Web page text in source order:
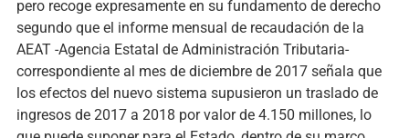
pero recoge expresamente en su fundamento de derecho
segundo que el informe mensual de recaudación de la
AEAT -Agencia Estatal de Administración Tributaria-
correspondiente al mes de diciembre de 2017 señala que
los efectos del nuevo sistema supusieron un traslado de
ingresos de 2017 a 2018 por valor de 4.150 millones, lo